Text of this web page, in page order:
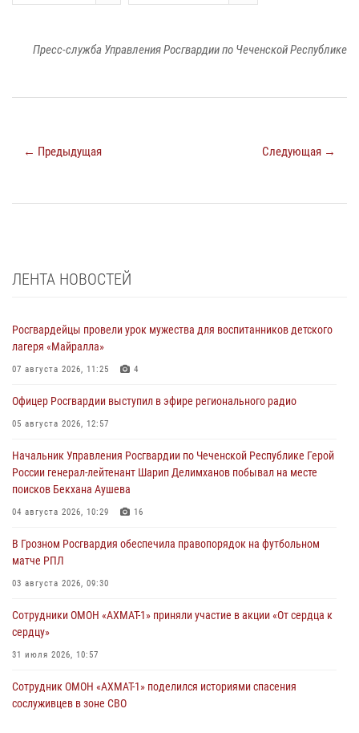
Пресс-служба Управления Росгвардии по Чеченской Республике
← Предыдущая Следующая →
ЛЕНТА НОВОСТЕЙ
Росгвардейцы провели урок мужества для воспитанников детского
лагеря «Майралла»
07 августа 2026, 11:25 4
Офицер Росгвардии выступил в эфире регионального радио
05 августа 2026, 12:57
Начальник Управления Росгвардии по Чеченской Республике Герой
России генерал-лейтенант Шарип Делимханов побывал на месте
поисков Бекхана Аушева
04 августа 2026, 10:29 16
В Грозном Росгвардия обеспечила правопорядок на футбольном
матче РПЛ
03 августа 2026, 09:30
Сотрудники ОМОН «АХМАТ-1» приняли участие в акции «От сердца к
сердцу»
31 июля 2026, 10:57
Сотрудник ОМОН «АХМАТ-1» поделился историями спасения
сослуживцев в зоне СВО